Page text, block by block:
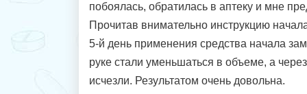
побоялась, обратилась в аптеку и мне
Прочитав внимательно инструкцию
5-й день применения средства начала
руке стали уменьшаться в объеме, а
исчезли. Результатом очень довольна.